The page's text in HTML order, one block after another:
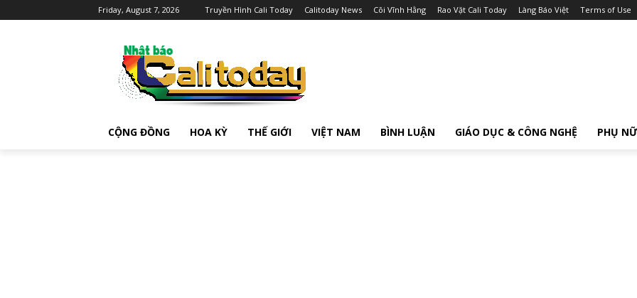
Friday, August 7, 2026 Truyền Hình Cali Today Calitoday News Cõi Vĩnh Hằng Rao Vặt Cali Today Làng Báo Việt Terms of Use
CỘNG ĐỒNG HOA KỲ THẾ GIỚI VIỆT NAM BÌNH LUẬN GIÁO DỤC & CÔNG NGHỆ PHỤ NỮ